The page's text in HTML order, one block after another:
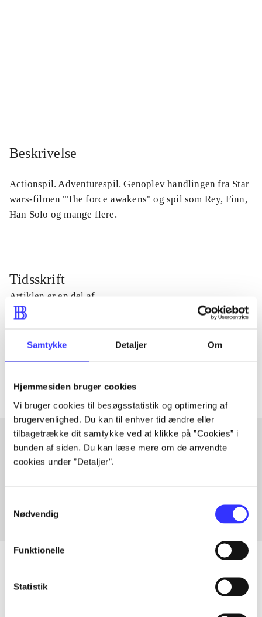
Samtykke Detaljer Om
Hjemmesiden bruger cookies
Vi bruger cookies til besøgsstatistik og optimering af
brugervenlighed. Du kan til enhver tid ændre eller
tilbagetrække dit samtykke ved at klikke på ”Cookies” i
bunden af siden. Du kan læse mere om de anvendte
cookies under ”Detaljer”.
Nødvendig
Funktionelle
Statistik
Beskrivelse
Actionspil. Adventurespil. Genoplev handlingen fra Star
wars-filmen "The force awakens" og spil som Rey, Finn,
Han Solo og mange flere.
Tidsskrift
Artiklen er en del af
Tidsskrift
Artiklerne i handler ofte om
Artikler med samme emner